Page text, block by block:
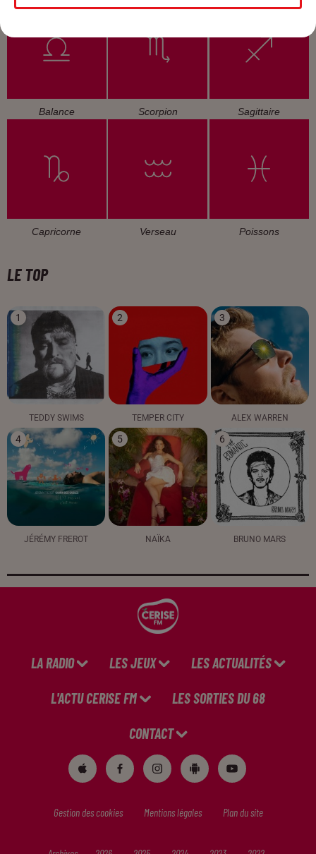
Balance Scorpion Sagittaire
Capricorne Verseau Poissons
LE TOP
1
TEDDY SWIMS
2
TEMPER CITY
3
ALEX WARREN
4
JÉRÉMY FREROT
5
NAÏKA
6
BRUNO MARS
LA RADIO LES JEUX LES ACTUALITÉS
L'ACTU CERISE FM LES SORTIES DU 68
CONTACT
Gestion des cookies Mentions légales Plan du site